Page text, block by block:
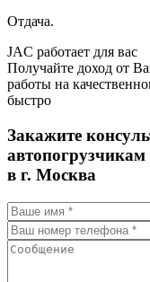
Отдача.
JAC работает для вас
Получайте доход от
работы на
быстро
Закажите
автопогрузчикам
в г. Москва